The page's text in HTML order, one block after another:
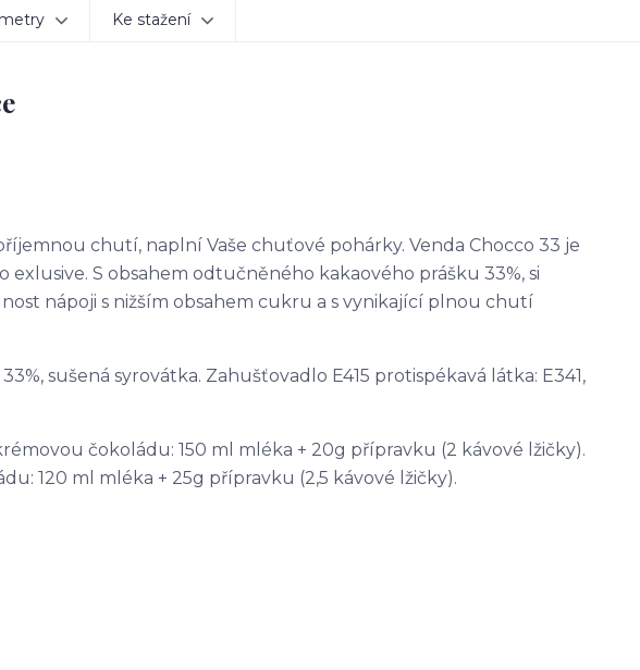
Ke stažení
chutí, naplní Vaše chuťové pohárky. Venda Chocco 33 je
S obsahem odtučněného kakaového prášku 33%, si
nápoji s nižším obsahem cukru a s vynikající plnou chutí
sušená syrovátka. Zahušťovadlo E415 protispékavá látka: E341,
čokoládu: 150 ml mléka + 20g přípravku (2 kávové lžičky).
120 ml mléka + 25g přípravku (2,5 kávové lžičky).